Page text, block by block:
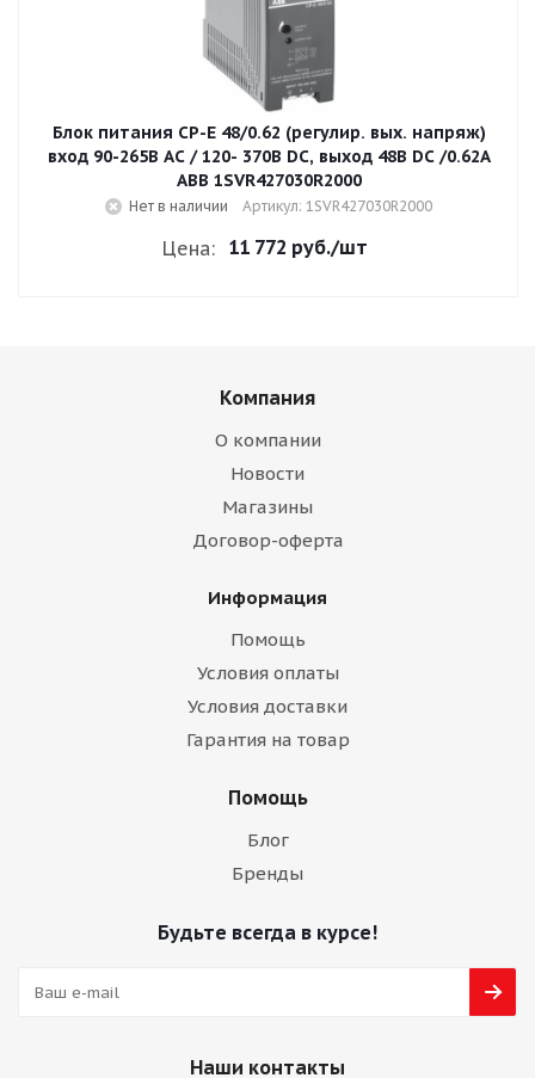
Блок питания CP-E 48/0.62 (регулир. вых. напряж)
вход 90-265В AC / 120- 370В DC, выход 48В DC /0.62A
ABB 1SVR427030R2000
Нет в наличии Артикул: 1SVR427030R2000
Цена: 11 772 руб./шт
Компания
О компании
Новости
Магазины
Договор-оферта
Информация
Помощь
Условия оплаты
Условия доставки
Гарантия на товар
Помощь
Блог
Бренды
Будьте всегда в курсе!
Наши контакты